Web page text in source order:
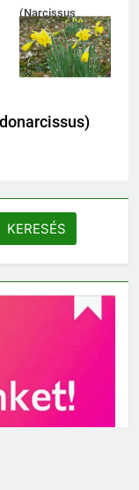
(Narcissus
pseudonarcissus)